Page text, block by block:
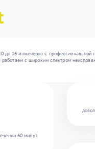
16 инженеров с профессиональной
с широким спектром
60 минут.